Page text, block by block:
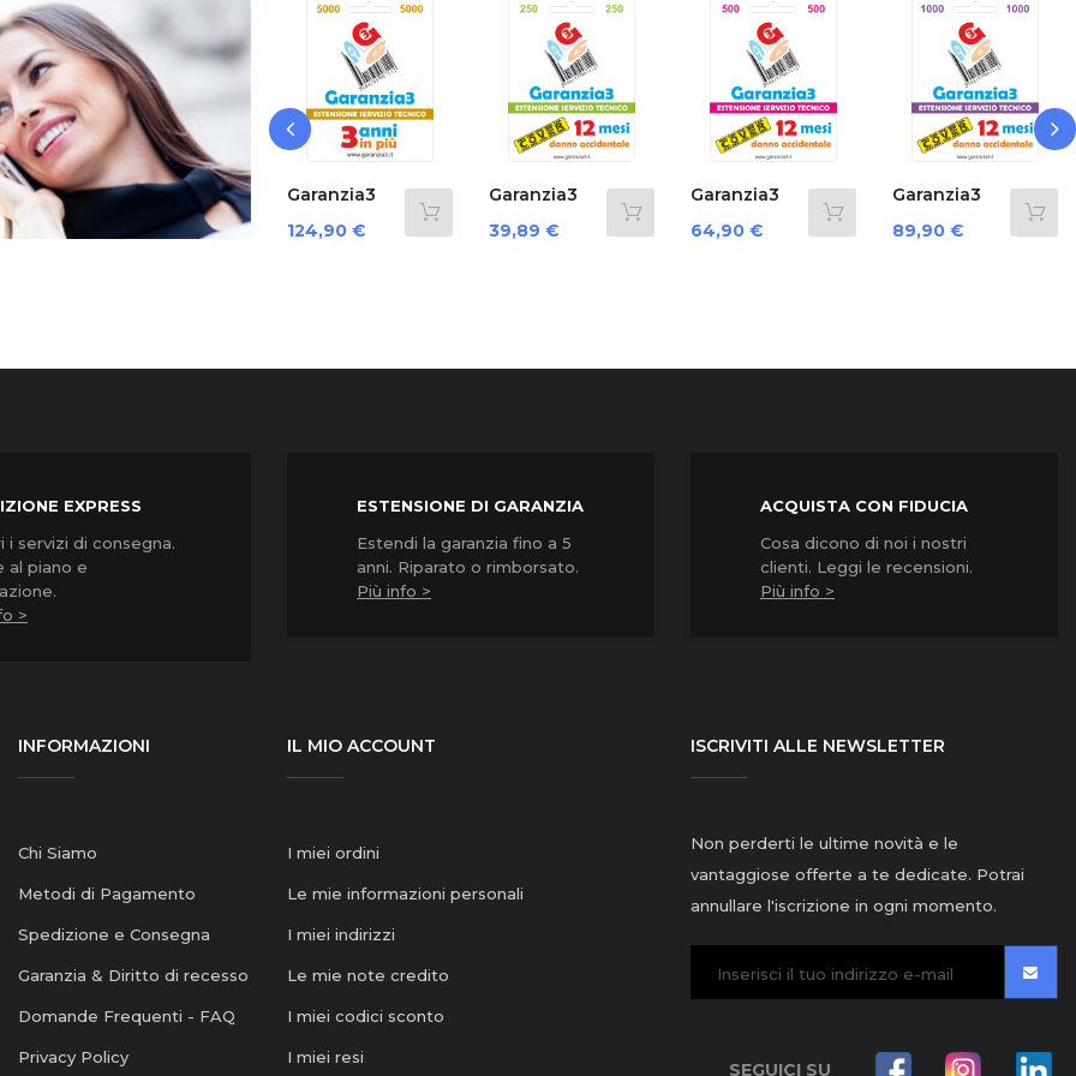
€
Garanzia3
Grpd35000...
Prezzo
124,90 €
Garanzia3
Cover 12
Mesi...
Prezzo
39,89 €
Garanzia3
Cover 12
Mesi...
64,90 €
Garanzia3
Cover 12
Mesi...
Prezzo
89,90 €
Garanzia3
Prezzo
124,90 €
EXPRESS
i servizi di consegna.
al piano e
>
ESTENSIONE DI GARANZIA
Estendi la garanzia fino a 5
anni. Riparato o rimborsato.
Più info >
ACQUISTA CON FIDUCIA
Cosa dicono di noi i nostri
clienti. Leggi le recensioni.
Più info >
INFORMAZIONI
Chi Siamo
Metodi di Pagamento
Spedizione e Consegna
Garanzia & Diritto di recesso
Domande Frequenti - FAQ
Privacy Policy
IL MIO ACCOUNT
I miei ordini
Le mie informazioni personali
I miei indirizzi
Le mie note credito
I miei codici sconto
I miei resi
ISCRIVITI ALLE NEWSLETTER
Non perderti le ultime novità e le
vantaggiose offerte a te dedicate. Potrai
annullare l'iscrizione in ogni momento.
SEGUICI SU